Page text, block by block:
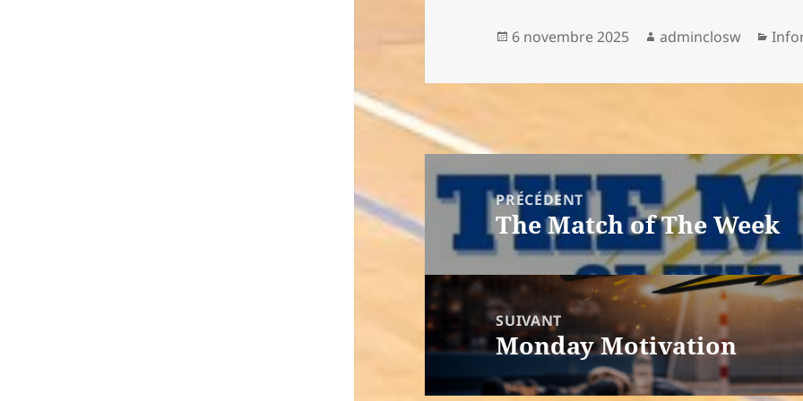
Publié
6 novembre 2025 Auteur
adminclosw
de
l’article
PRÉCÉDENT
Article
précédent :
The Match of The Week
SUIVANT
Article
suivant :
Monday Motivation